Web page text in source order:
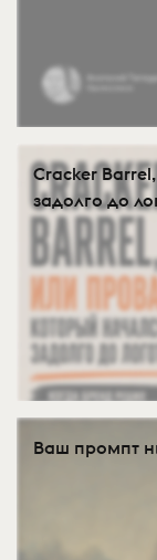
Cracker
задолго до
Ваш промпт